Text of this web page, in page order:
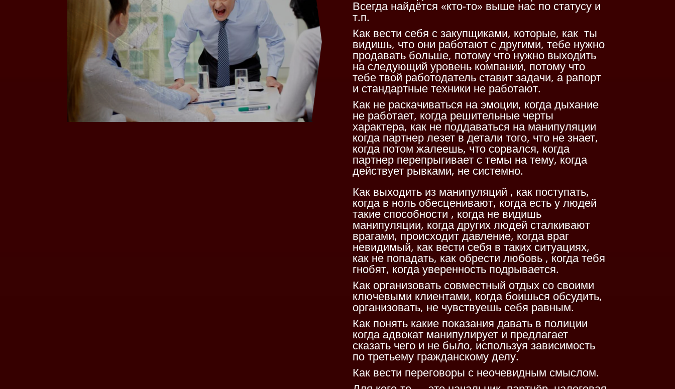
Всегда найдётся «кто-то» выше нас по статусу и
т.п.
Как вести себя с закупщиками, которые, как ты
видишь, что они работают с другими, тебе нужно
продавать больше, потому что нужно выходить
на следующий уровень компании, потому что
тебе твой работодатель ставит задачи, а рапорт
и стандартные техники не работают.
Как не раскачиваться на эмоции, когда дыхание
не работает, когда решительные черты
характера, как не поддаваться на манипуляции
когда партнер лезет в детали того, что не знает,
когда потом жалеешь, что сорвался, когда
партнер перепрыгивает с темы на тему, когда
действует рывками, не системно.
Как выходить из манипуляций , как поступать,
когда в ноль обесценивают, когда есть у людей
такие способности , когда не видишь
манипуляции, когда других людей сталкивают
врагами, происходит давление, когда враг
невидимый, как вести себя в таких ситуациях,
как не попадать, как обрести любовь , когда тебя
гнобят, когда уверенность подрывается.
Как организовать совместный отдых со своими
ключевыми клиентами, когда боишься обсудить,
организовать, не чувствуешь себя равным.
Как понять какие показания давать в полиции
когда адвокат манипулирует и предлагает
сказать чего и не было, используя зависимость
по третьему гражданскому делу.
Как вести переговоры с неочевидным смыслом.